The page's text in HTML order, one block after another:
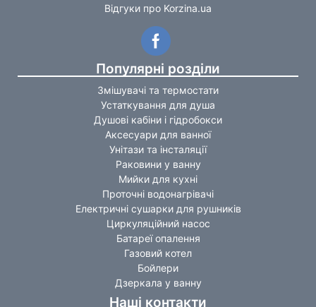
Відгуки про Korzina.ua
Популярні розділи
Змішувачі та термостати
Устаткування для душа
Душові кабіни і гідробокси
Аксесуари для ванної
Унітази та інсталяції
Раковини у ванну
Мийки для кухні
Проточні водонагрівачі
Електричні сушарки для рушників
Циркуляційний насос
Батареї опалення
Газовий котел
Бойлери
Дзеркала у ванну
Наші контакти